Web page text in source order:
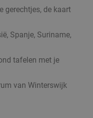
gerechtjes, de kaart
Spanje, Suriname,
tafelen met je
van Winterswijk